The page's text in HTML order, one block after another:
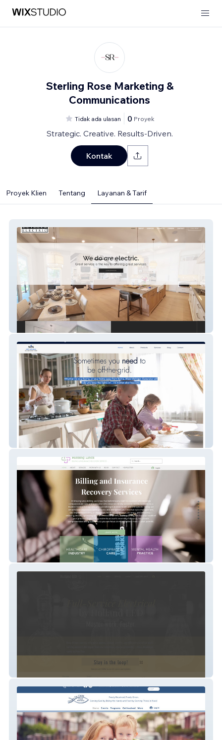
Sterling Rose Marketing &
Communications
Tidak ada ulasan 0 Proyek
Strategic. Creative. Results-Driven.
Kontak
Proyek Klien Tentang Layanan & Tarif
Duthler Electric
West Michigan Generator
Missing Lincs